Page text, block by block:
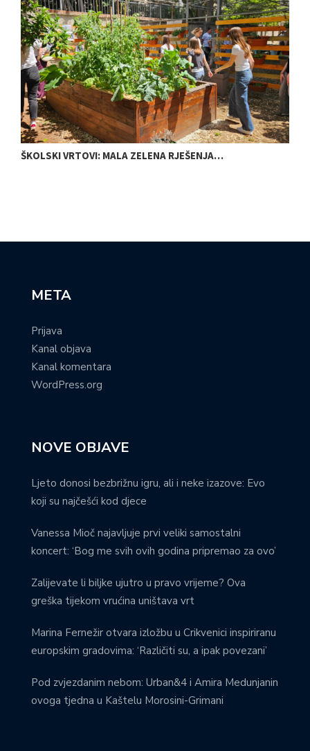
ŠKOLSKI VRTOVI: MALA ZELENA RJEŠENJA…
META
Prijava
Kanal objava
Kanal komentara
WordPress.org
NOVE OBJAVE
Ljeto donosi bezbrižnu igru, ali i neke izazove: Evo
koji su najčešći kod djece
Vanessa Mioč najavljuje prvi veliki samostalni
koncert: ‘Bog me svih ovih godina pripremao za ovo’
Zalijevate li biljke ujutro u pravo vrijeme? Ova
greška tijekom vrućina uništava vrt
Marina Fernežir otvara izložbu u Crikvenici inspiriranu
europskim gradovima: ‘Različiti su, a ipak povezani’
Pod zvjezdanim nebom: Urban&4 i Amira Medunjanin
ovoga tjedna u Kaštelu Morosini-Grimani